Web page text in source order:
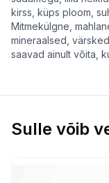
kirss, küps ploom,
Mitmekülgne,
mineraalsed,
saavad ainult võita,
Sulle võib